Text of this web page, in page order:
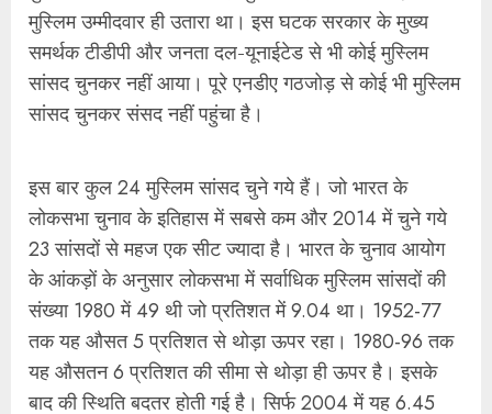
के आंकड़ों के अनुसार लोकसभा में सर्वाधिक मुस्लिम सांसदों की
संख्या 1980 में 49 थी जो प्रतिशत में 9.04 था। 1952-77
तक यह औसत 5 प्रतिशत से थोड़ा ऊपर रहा। 1980-96 तक
यह औसतन 6 प्रतिशत की सीमा से थोड़ा ही ऊपर है। इसके
5 प्रतिशत के बीच बना रहा।
इस बार के चुनाव में कांग्रेस ने 2019 के 34 सीट की उम्मीदवारी
से कम करके 19 मुस्लिम उम्मीदवार ही खड़े किये, लेकिन पिछली
बार के 4 सीटों पर जीत के मुकाबले इस बार 7 सीटों पर जीत
हासिल हुई। यह इस लोकसभा चुनाव में एक पार्टी द्वारा बसपा के
बाद सर्वाधिक दी गई सीट थी। बसपा का कोई भी उम्मीदवार नहीं